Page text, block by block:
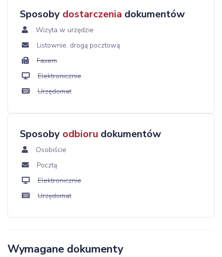
Sposoby dostarczenia dokumentów
Wizyta w urzędzie
Listownie, drogą pocztową
Faxem
Elektronicznie
Urzędomat
Sposoby odbioru dokumentów
Osobiście
Pocztą
Elektronicznie
Urzędomat
Wymagane dokumenty